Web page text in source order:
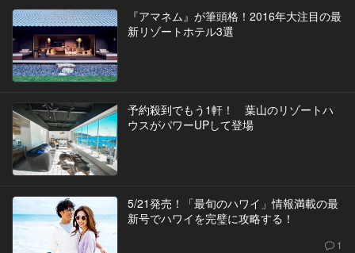
『アマネム』が筆頭格！2016年大注目の最
新リゾートホテル3選
予約殺到でもう1軒！ 葉山のリゾートハ
ウスがパワーUPして登場
5/21発売！「最旬のハワイ」情報満載の最
新号でハワイを完璧に攻略する！
1